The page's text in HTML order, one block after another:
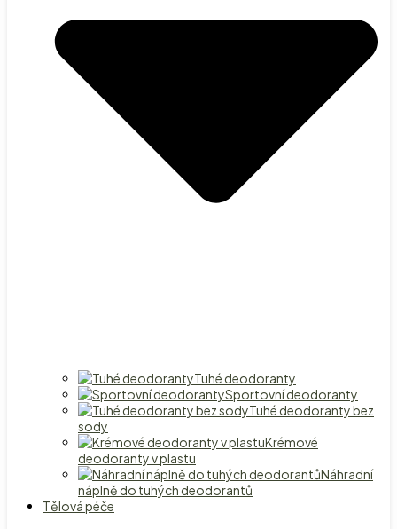
Tuhé deodoranty
Sportovní deodoranty
Tuhé deodoranty bez
sody
Krémové
deodoranty v plastu
Náhradní
náplně do tuhých deodorantů
Tělová péče